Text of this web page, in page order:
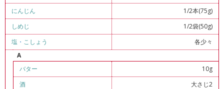
にんじん
1/2本(75g)
しめじ
1/2袋(50g)
塩 ・ こしょう
各少々
A
バター
10g
酒
大さじ2